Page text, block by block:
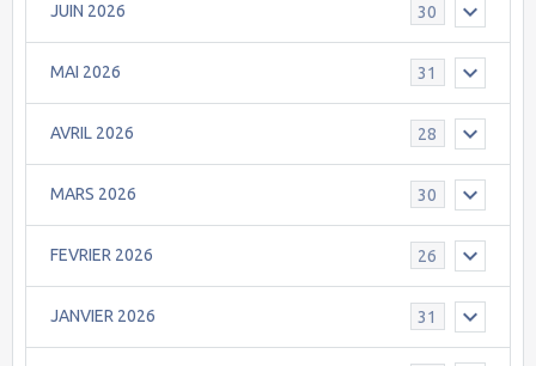
JUIN 2026 30
MAI 2026 31
AVRIL 2026 28
MARS 2026 30
FEVRIER 2026 26
JANVIER 2026 31